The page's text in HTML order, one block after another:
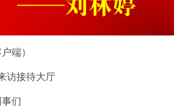
端）
访接待大厅
们